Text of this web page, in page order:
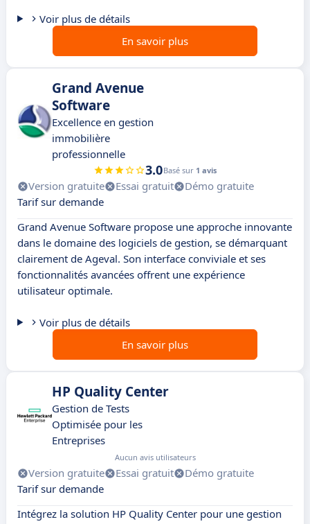
Voir plus de détails
En savoir plus
Grand Avenue
Software
Excellence en gestion
immobilière
professionnelle
3.0Basé sur 1 avis
Version gratuite Essai gratuit
Démo gratuite
Tarif sur demande
Grand Avenue Software propose une approche innovante
dans le domaine des logiciels de gestion, se démarquant
clairement de Ageval. Son interface conviviale et ses
fonctionnalités avancées offrent une expérience
utilisateur optimale.
Voir plus de détails
En savoir plus
HP Quality Center
Gestion de Tests
Optimisée pour les
Entreprises
Aucun avis utilisateurs
Version gratuite Essai gratuit
Démo gratuite
Tarif sur demande
Intégrez la solution HP Quality Center pour une gestion